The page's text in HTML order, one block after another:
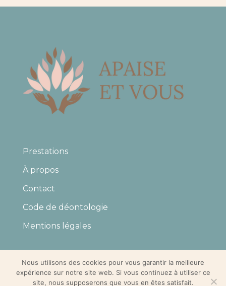
Prestations
À propos
Contact
Code de déontologie
Mentions légales
Nous utilisons des cookies pour vous garantir la meilleure
expérience sur notre site web. Si vous continuez à utiliser ce
site, nous supposerons que vous en êtes satisfait.